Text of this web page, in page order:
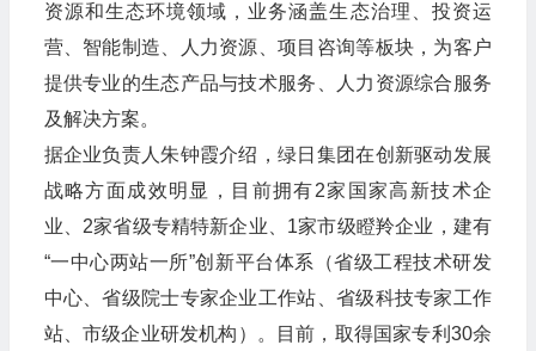
资源和生态环境领域，业务涵盖生态治理、投资运
营、智能制造、人力资源、项目咨询等板块，为客户
提供专业的生态产品与技术服务、人力资源综合服务
及解决方案。
据企业负责人朱钟霞介绍，绿日集团在创新驱动发展
战略方面成效明显，目前拥有2家国家高新技术企
业、2家省级专精特新企业、1家市级瞪羚企业，建有
“一中心两站一所”创新平台体系（省级工程技术研发
中心、省级院士专家企业工作站、省级科技专家工作
站、市级企业研发机构）。目前，取得国家专利30余